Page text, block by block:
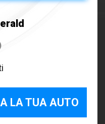
LA TUA AUTO